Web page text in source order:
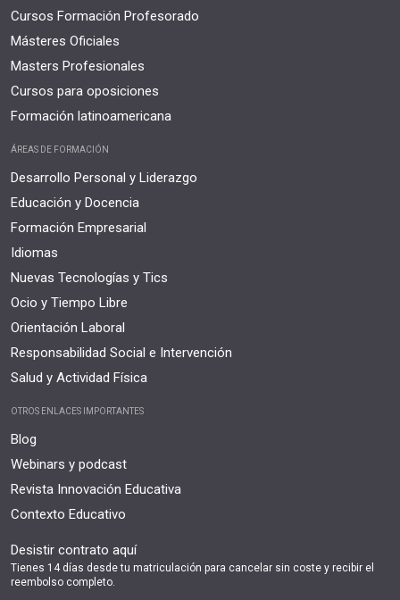
Cursos Formación Profesorado
Másteres Oficiales
Masters Profesionales
Cursos para oposiciones
Formación latinoamericana
ÁREAS DE FORMACIÓN
Desarrollo Personal y Liderazgo
Educación y Docencia
Formación Empresarial
Idiomas
Nuevas Tecnologías y Tics
Ocio y Tiempo Libre
Orientación Laboral
Responsabilidad Social e Intervención
Salud y Actividad Física
OTROS ENLACES IMPORTANTES
Blog
Webinars y podcast
Revista Innovación Educativa
Contexto Educativo
Desistir contrato aquí
Tienes 14 días desde tu matriculación para cancelar sin coste y recibir el
reembolso completo.